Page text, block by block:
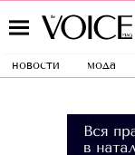
новости мода